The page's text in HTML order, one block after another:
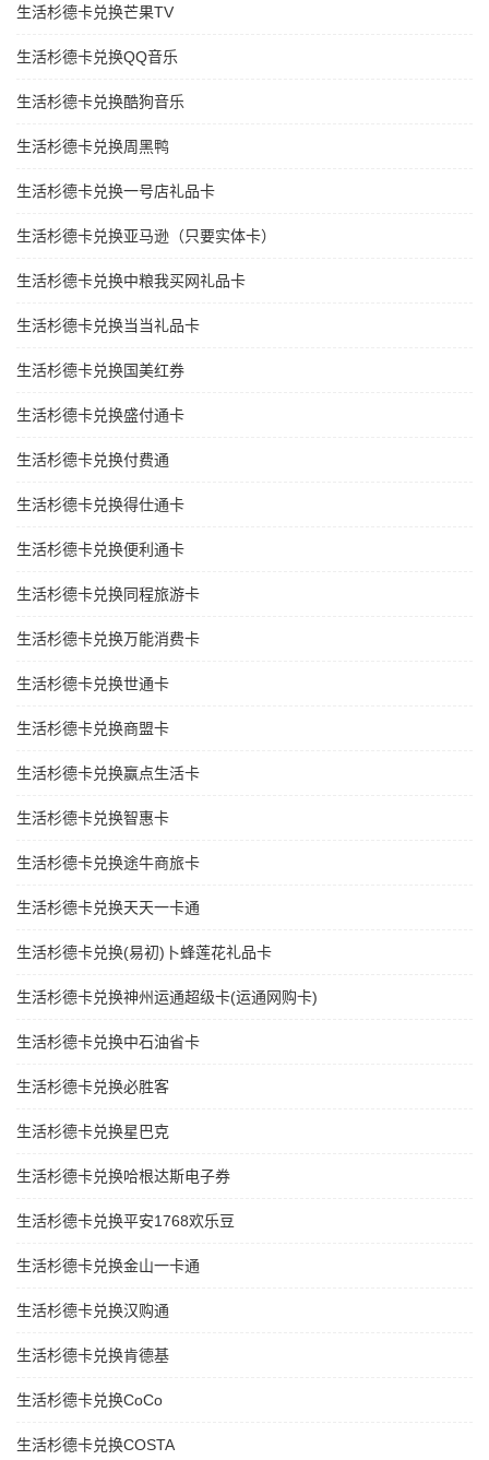
生活杉德卡兑换芒果TV
生活杉德卡兑换QQ音乐
生活杉德卡兑换酷狗音乐
生活杉德卡兑换周黑鸭
生活杉德卡兑换一号店礼品卡
生活杉德卡兑换亚马逊（只要实体卡）
生活杉德卡兑换中粮我买网礼品卡
生活杉德卡兑换当当礼品卡
生活杉德卡兑换国美红券
生活杉德卡兑换盛付通卡
生活杉德卡兑换付费通
生活杉德卡兑换得仕通卡
生活杉德卡兑换便利通卡
生活杉德卡兑换同程旅游卡
生活杉德卡兑换万能消费卡
生活杉德卡兑换世通卡
生活杉德卡兑换商盟卡
生活杉德卡兑换赢点生活卡
生活杉德卡兑换智惠卡
生活杉德卡兑换途牛商旅卡
生活杉德卡兑换天天一卡通
生活杉德卡兑换(易初)卜蜂莲花礼品卡
生活杉德卡兑换神州运通超级卡(运通网购卡)
生活杉德卡兑换中石油省卡
生活杉德卡兑换必胜客
生活杉德卡兑换星巴克
生活杉德卡兑换哈根达斯电子券
生活杉德卡兑换平安1768欢乐豆
生活杉德卡兑换金山一卡通
生活杉德卡兑换汉购通
生活杉德卡兑换肯德基
生活杉德卡兑换CoCo
生活杉德卡兑换COSTA